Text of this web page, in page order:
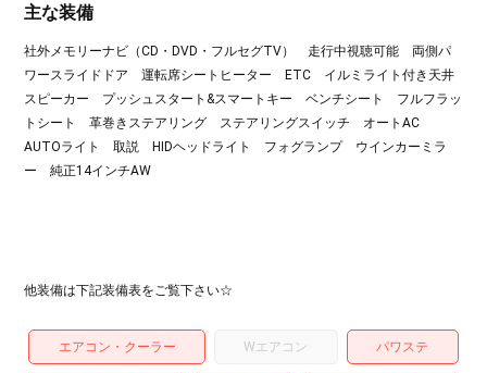
主な装備
社外メモリーナビ（CD・DVD・フルセグTV） 走行中視聴可能 両側パ
ワースライドドア 運転席シートヒーター ETC イルミライト付き天井
スピーカー プッシュスタート&スマートキー ベンチシート フルフラッ
トシート 革巻きステアリング ステアリングスイッチ オートAC
AUTOライト 取説 HIDヘッドライト フォグランプ ウインカーミラ
ー 純正14インチAW
他装備は下記装備表をご覧下さい☆
エアコン・クーラー Wエアコン パワステ